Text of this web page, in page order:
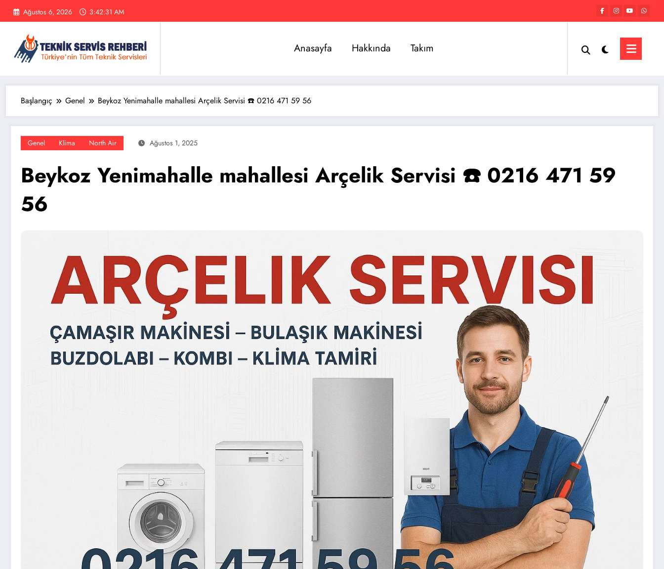
İçeriğe
Ağustos 6, 2026 3:42:33 AM
Anasayfa Hakkında Takım
Başlangıç Genel Beykoz Yenimahalle mahallesi Arçelik Servisi ☎️ 0216 471 59 56
Genel Klima North Air Ağustos 1, 2025
Beykoz Yenimahalle mahallesi Arçelik Servisi ☎️ 0216 471 59
56